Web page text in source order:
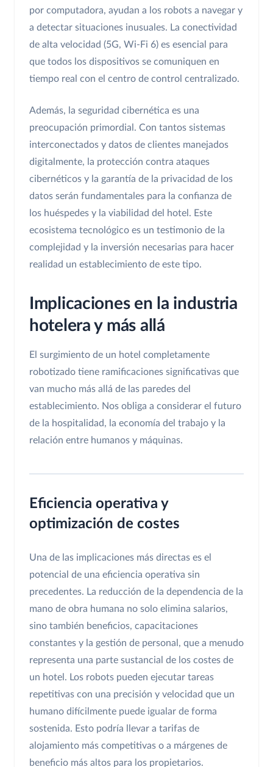
por computadora, ayudan a los robots a navegar y
a detectar situaciones inusuales. La conectividad
de alta velocidad (5G, Wi-Fi 6) es esencial para
que todos los dispositivos se comuniquen en
tiempo real con el centro de control centralizado.
Además, la seguridad cibernética es una
preocupación primordial. Con tantos sistemas
interconectados y datos de clientes manejados
digitalmente, la protección contra ataques
cibernéticos y la garantía de la privacidad de los
datos serán fundamentales para la confianza de
los huéspedes y la viabilidad del hotel. Este
ecosistema tecnológico es un testimonio de la
complejidad y la inversión necesarias para hacer
realidad un establecimiento de este tipo.
Implicaciones en la industria
hotelera y más allá
El surgimiento de un hotel completamente
robotizado tiene ramificaciones significativas que
van mucho más allá de las paredes del
establecimiento. Nos obliga a considerar el futuro
de la hospitalidad, la economía del trabajo y la
relación entre humanos y máquinas.
Eficiencia operativa y
optimización de costes
Una de las implicaciones más directas es el
potencial de una eficiencia operativa sin
precedentes. La reducción de la dependencia de la
mano de obra humana no solo elimina salarios,
sino también beneficios, capacitaciones
constantes y la gestión de personal, que a menudo
representa una parte sustancial de los costes de
un hotel. Los robots pueden ejecutar tareas
repetitivas con una precisión y velocidad que un
humano difícilmente puede igualar de forma
sostenida. Esto podría llevar a tarifas de
alojamiento más competitivas o a márgenes de
beneficio más altos para los propietarios.